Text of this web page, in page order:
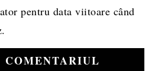
pentru data viitoare când